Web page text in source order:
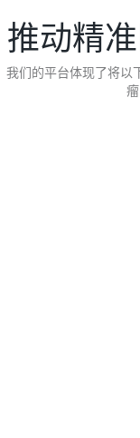
推动精
我们的平台体现了将以